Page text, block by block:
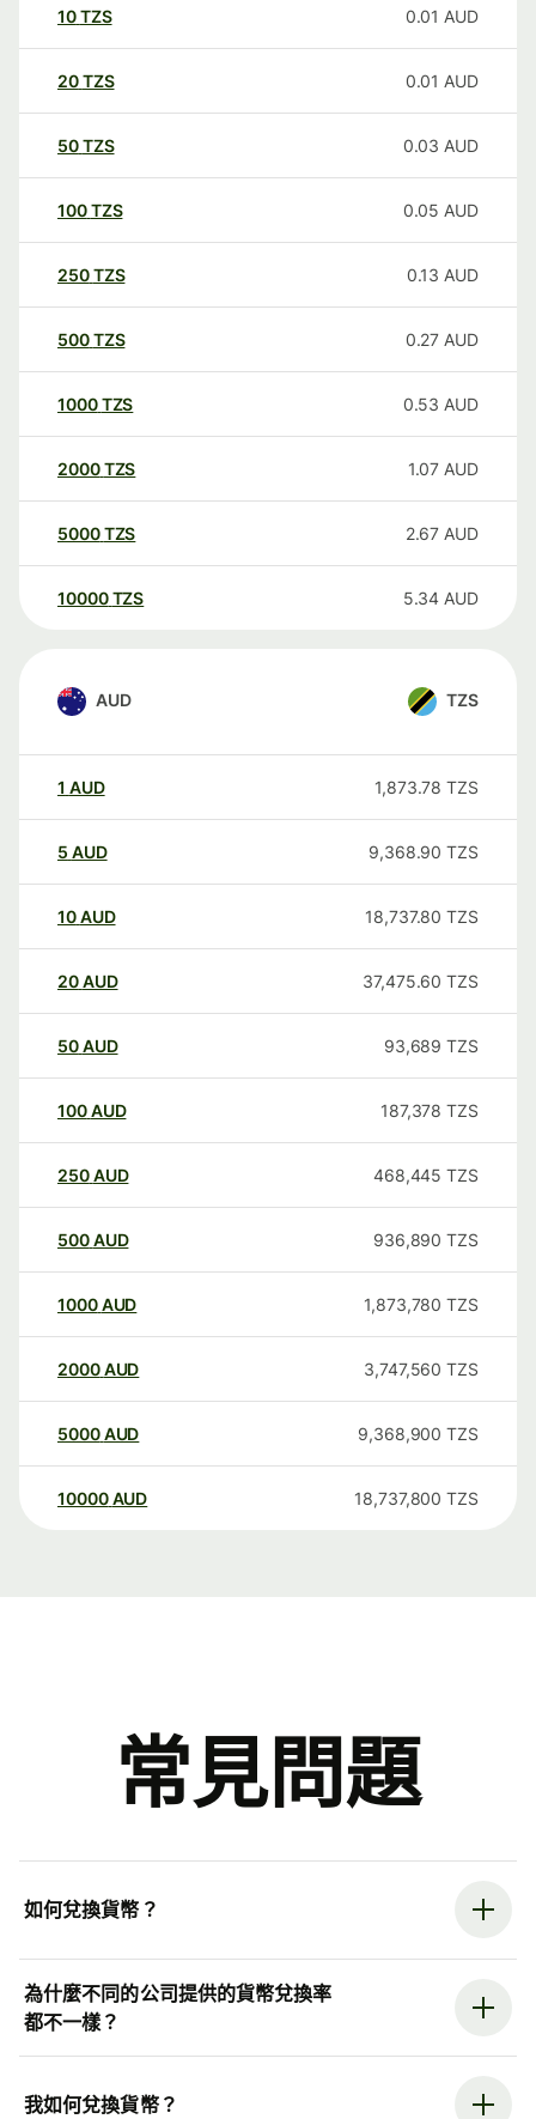
10TZS 0.01 AUD
20TZS 0.01 AUD
50TZS 0.03 AUD
100TZS 0.05 AUD
250TZS 0.13 AUD
500TZS 0.27 AUD
1000TZS 0.53 AUD
2000TZS 1.07 AUD
5000TZS 2.67 AUD
10000 TZS 5.34 AUD
AUD TZS
1 AUD 1,873.78 TZS
5 AUD 9,368.90 TZS
10AUD 18,737.80 TZS
20AUD 37,475.60 TZS
50AUD 93,689 TZS
100AUD 187,378 TZS
250AUD 468,445 TZS
500AUD 936,890 TZS
1000AUD 1,873,780 TZS
2000AUD 3,747,560 TZS
5000AUD 9,368,900 TZS
10000 AUD 18,737,800 TZS
常見問題
如何兌換貨幣？
為什麼不同的公司提供的貨幣兌換率
都不一樣？
我如何兌換貨幣？